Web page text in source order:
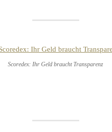
Scoredex: Ihr Geld braucht Transparenz